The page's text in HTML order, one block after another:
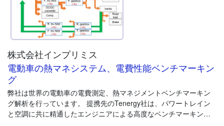
５日）試験に要する膨大な時間、コストを削減できます。
3) 多数のCAN信号を取得可能
りも多くの信号を取得できます。
・ 以下、CSDにより取得したサンプル信号リストをご覧くださ
い。
-------------------- メルセデスE350 48V Hybrid --------------------------
----------------------------- DoIP Logging System -------------------------
------
さらに実装済みの金属押出シミュレーション機能に加え、射出成
形シミュレーション機能が追加されました。
DFMAはDFM（製品コスト見積）とDFA(部品数削減)モジュールか
ら構成されています。
これは、DFA（組立のための設計）とDFM（製造のための設計）
の間には互いに矛盾する要求が存在するからです。 製品設計の際
は、シンプルで組立が容易な製品は、部品数が最少になるという
考えを優先し、その後に生産工程を最も有効に活用できるように
部品を設計すべきであるという考え方に基づいています。
株式会社インプリミス
電動車の熱マネシステム、電費性能ベンチマーキン
グ
弊社は世界の電動車の電費測定、熱マネジメントベンチマーキン
グ解析を行っています。 提携先のTenergy社は、パワートレイン
と空調に共に精通したエンジニアによる高度なベンチマーキング